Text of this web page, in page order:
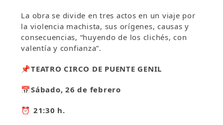
La obra se divide en tres actos en un viaje por
la violencia machista, sus orígenes, causas y
consecuencias, “huyendo de los clichés, con
valentía y confianza”.
📌TEATRO CIRCO DE PUENTE GENIL
📅Sábado, 26 de febrero
⏰ 21:30 h.